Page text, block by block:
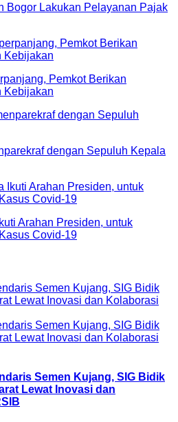
Bogor Lakukan Pelayanan Pajak
Pemkot Berikan
Kebijakan
dengan Sepuluh Kepala
Arahan Presiden, untuk
Covid-19
Semen Kujang, SIG Bidik
Lewat Inovasi dan